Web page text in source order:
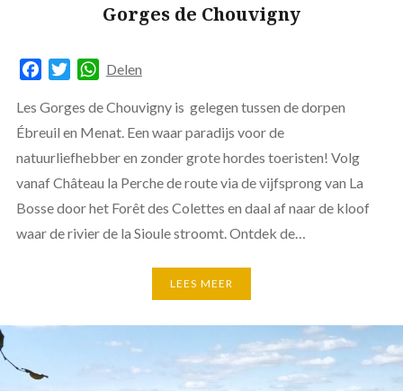
Gorges de Chouvigny
FacebookTwitterWhatsApp
Delen
Les Gorges de Chouvigny is gelegen tussen de dorpen
Ébreuil en Menat. Een waar paradijs voor de
natuurliefhebber en zonder grote hordes toeristen! Volg
vanaf Château la Perche de route via de vijfsprong van La
Bosse door het Forêt des Colettes en daal af naar de kloof
waar de rivier de la Sioule stroomt. Ontdek de…
LEES MEER